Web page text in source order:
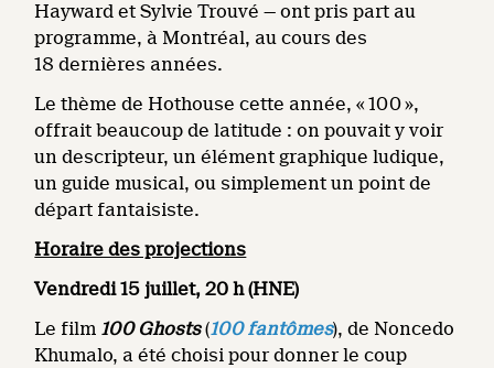
Hayward et Sylvie Trouvé — ont pris part au
programme, à Montréal, au cours des
18 dernières années.
Le thème de Hothouse cette année, « 100 »,
offrait beaucoup de latitude : on pouvait y voir
un descripteur, un élément graphique ludique,
un guide musical, ou simplement un point de
départ fantaisiste.
Horaire des projections
Vendredi 15 juillet, 20 h (HNE)
Le film 100 Ghosts(100 fantômes), de Noncedo
Khumalo, a été choisi pour donner le coup